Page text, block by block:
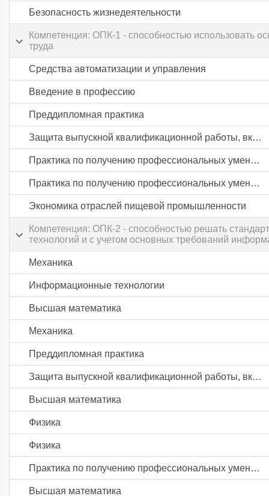
Безопасность жизнедеятельности
Компетенция: ОПК-1 - способностью использовать
труда
Средства автоматизации и управления
Введение в профессию
Преддипломная практика
Защита выпускной квалификационной работы, включая подготовку к процедуре защиты и процедуру защиты
Практика по получению профессиональных умений и опыта профессиональной деятельности
Практика по получению профессиональных умений и опыта профессиональной деятельности
Экономика отраслей пищевой промышленности
Компетенция: ОПК-2 - способностью решать
технологий и с учетом основных требований
Механика
Информационные технологии
Высшая математика
Механика
Преддипломная практика
Защита выпускной квалификационной работы, включая подготовку к процедуре защиты и процедуру защиты
Высшая математика
Физика
Физика
Практика по получению профессиональных умений и опыта профессиональной деятельности
Высшая математика